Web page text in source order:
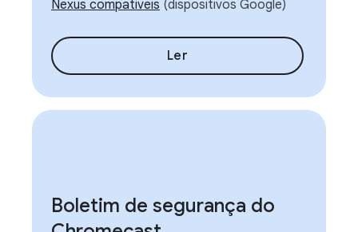
Nexus compatíveis (dispositivos Google)
Ler
Boletim de segurança do